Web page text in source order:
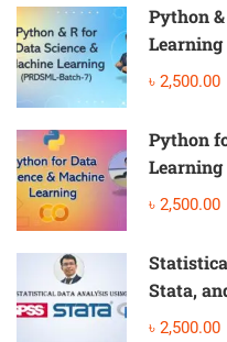
Python
Learning
৳ 2,500.00
Python
Learning
৳ 2,500.00
Stata,
৳ 2,500.00